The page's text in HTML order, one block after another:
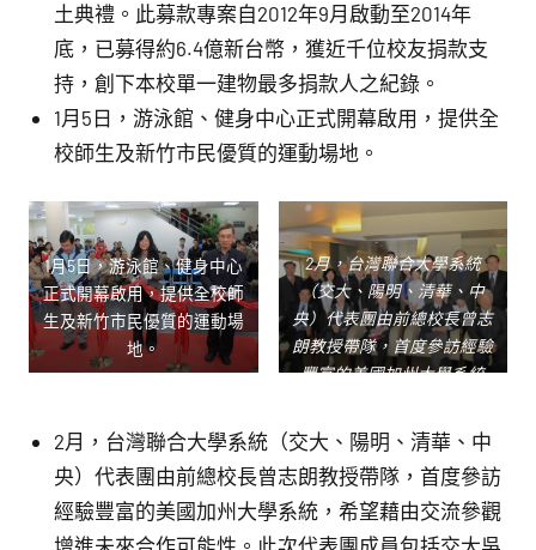
土典禮。此募款專案自2012年9月啟動至2014年
底，已募得約6.4億新台幣，獲近千位校友捐款支
持，創下本校單一建物最多捐款人之紀錄。
1月5日，游泳館、健身中心正式開幕啟用，提供全
校師生及新竹市民優質的運動場地。
1月5日，游泳館、健身中心
正式開幕啟用，提供全校師
生及新竹市民優質的運動場
地。
2月，台灣聯合大學系統
（交大、陽明、清華、中
央）代表團由前總校長曾志
朗教授帶隊，首度參訪經驗
豐富的美國加州大學系統
2月，台灣聯合大學系統（交大、陽明、清華、中
央）代表團由前總校長曾志朗教授帶隊，首度參訪
經驗豐富的美國加州大學系統，希望藉由交流參觀
增進未來合作可能性。此次代表團成員包括交大吳